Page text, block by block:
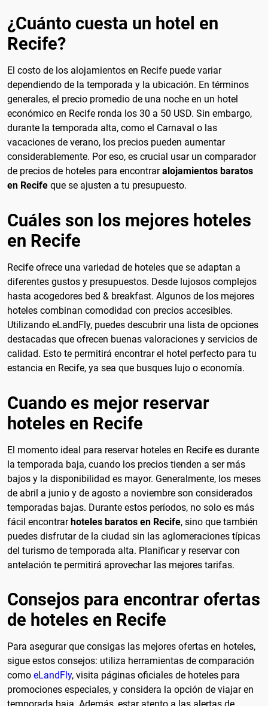
¿Cuánto cuesta un hotel en
Recife?
El costo de los alojamientos en Recife puede variar
dependiendo de la temporada y la ubicación. En términos
generales, el precio promedio de una noche en un hotel
económico en Recife ronda los 30 a 50 USD. Sin embargo,
durante la temporada alta, como el Carnaval o las
vacaciones de verano, los precios pueden aumentar
considerablemente. Por eso, es crucial usar un comparador
de precios de hoteles para encontraralojamientos baratos
en Recife que se ajusten a tu presupuesto.
Cuáles son los mejores hoteles
en Recife
Recife ofrece una variedad de hoteles que se adaptan a
diferentes gustos y presupuestos. Desde lujosos complejos
hasta acogedores bed & breakfast. Algunos de los mejores
hoteles combinan comodidad con precios accesibles.
Utilizando eLandFly, puedes descubrir una lista de opciones
destacadas que ofrecen buenas valoraciones y servicios de
calidad. Esto te permitirá encontrar el hotel perfecto para tu
estancia en Recife, ya sea que busques lujo o economía.
Cuando es mejor reservar
hoteles en Recife
El momento ideal para reservar hoteles en Recife es durante
la temporada baja, cuando los precios tienden a ser más
bajos y la disponibilidad es mayor. Generalmente, los meses
de abril a junio y de agosto a noviembre son considerados
temporadas bajas. Durante estos períodos, no solo es más
fácil encontrarhoteles baratos en Recife, sino que también
puedes disfrutar de la ciudad sin las aglomeraciones típicas
del turismo de temporada alta. Planificar y reservar con
antelación te permitirá aprovechar las mejores tarifas.
Consejos para encontrar ofertas
de hoteles en Recife
Para asegurar que consigas las mejores ofertas en hoteles,
sigue estos consejos: utiliza herramientas de comparación
como eLandFly, visita páginas oficiales de hoteles para
promociones especiales, y considera la opción de viajar en